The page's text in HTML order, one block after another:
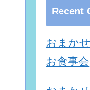
Recent
おまか
お食事会